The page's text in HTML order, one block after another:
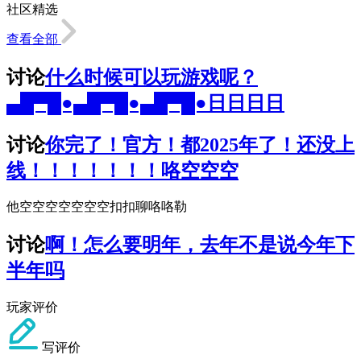
社区精选
查看全部
讨论什么时候可以玩游戏呢？
▄█▀█●▄█▀█●▄█▀█●日日日日
讨论你完了！官方！都2025年了！还没上
线！！！！！！！咯空空空
他空空空空空空空扣扣聊咯咯勒
讨论啊！怎么要明年，去年不是说今年下
半年吗
玩家评价
写评价